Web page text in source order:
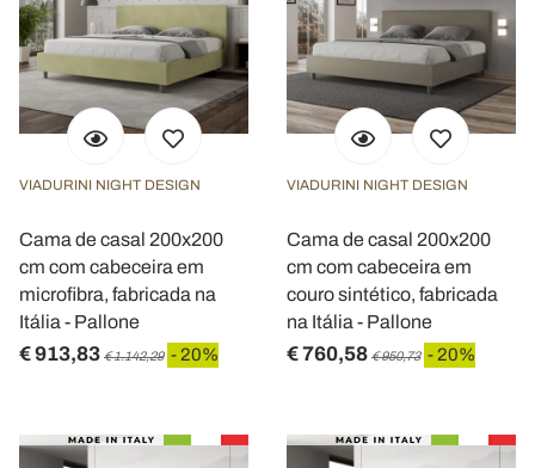
VIADURINI NIGHT DESIGN
Cama de casal 200x200
cm com cabeceira em
microfibra, fabricada na
Itália - Pallone
€ 913,83 € 1.142,29 - 20%
VIADURINI NIGHT DESIGN
Cama de casal 200x200
cm com cabeceira em
couro sintético, fabricada
na Itália - Pallone
€ 760,58 € 950,73 - 20%